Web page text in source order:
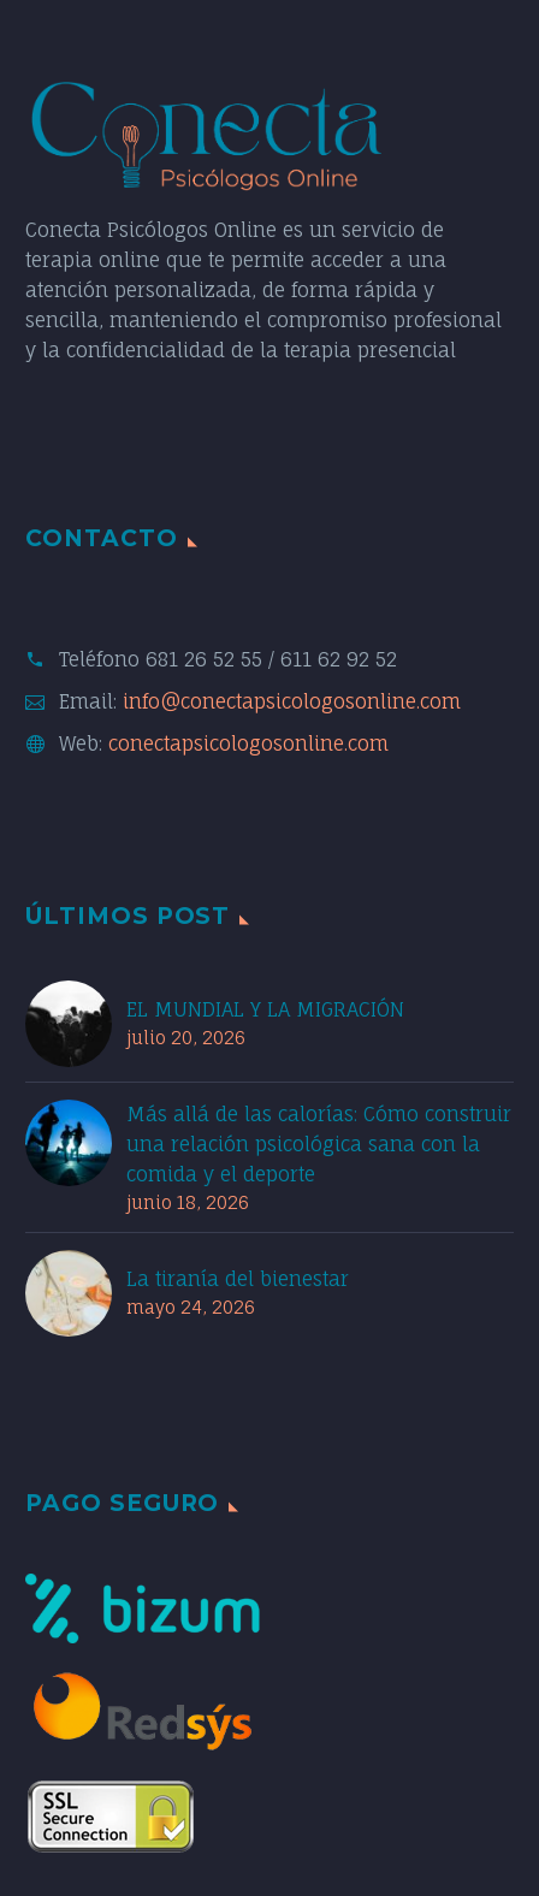
Conecta Psicólogos Online es un servicio de
terapia online que te permite acceder a una
atención personalizada, de forma rápida y
sencilla, manteniendo el compromiso profesional
y la confidencialidad de la terapia presencial
CONTACTO
Teléfono 681 26 52 55 / 611 62 92 52
Email: info@conectapsicologosonline.com
Web: conectapsicologosonline.com
ÚLTIMOS POST
EL MUNDIAL Y LA MIGRACIÓN
julio 20, 2026
Más allá de las calorías: Cómo construir
una relación psicológica sana con la
comida y el deporte
junio 18, 2026
La tiranía del bienestar
mayo 24, 2026
PAGO SEGURO